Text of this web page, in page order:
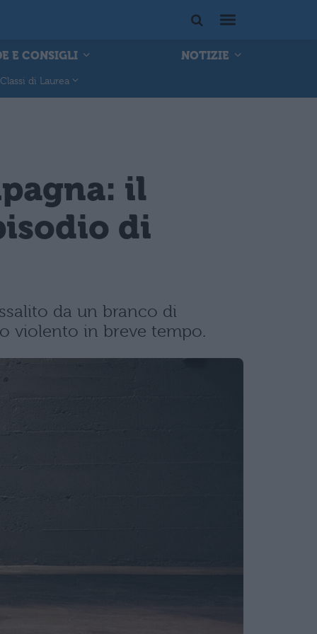
E CONSIGLI NOTIZIE
Classi di Laurea
il
di
da un branco di
violento in breve tempo.